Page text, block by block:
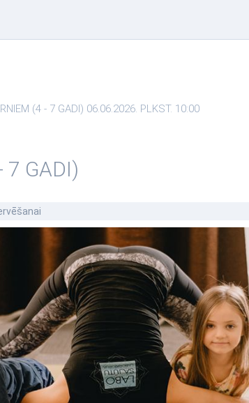
(4 - 7 GADI) 06.06.2026. PLKST. 10:00
7 GADI)